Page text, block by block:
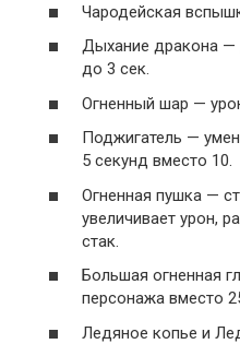
Чародейская
Дыхание дракона —
до 3 сек.
Огненный шар —
Поджигатель —
5 секунд вместо 10.
Огненная пушка —
увеличивает урон,
стак.
Большая огненная
персонажа вместо
Ледяное копье и